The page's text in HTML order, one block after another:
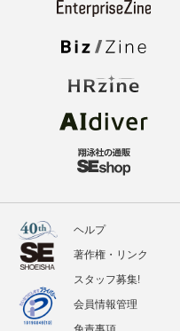
ヘルプ
著作権・リンク
スタッフ募集!
会員情報管理
免責事項